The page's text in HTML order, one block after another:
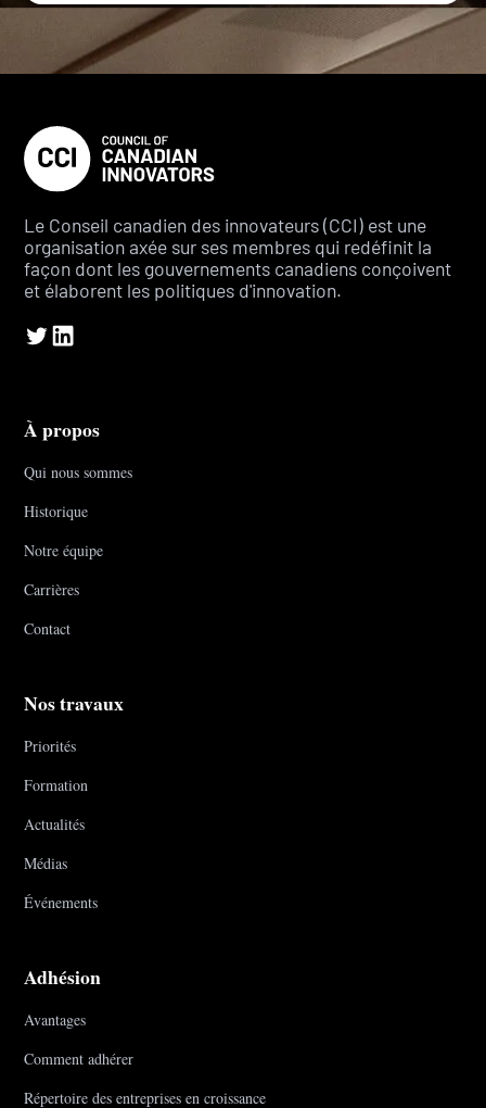
Le Conseil canadien des innovateurs (CCI) est une
organisation axée sur ses membres qui redéfinit la
façon dont les gouvernements canadiens conçoivent
et élaborent les politiques d'innovation.
À propos
Qui nous sommes
Historique
Notre équipe
Carrières
Contact
Nos travaux
Priorités
Formation
Actualités
Médias
Événements
Adhésion
Avantages
Comment adhérer
Répertoire des entreprises en croissance